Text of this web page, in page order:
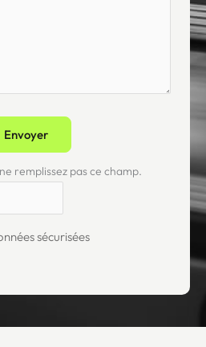
Envoyer
remplissez pas ce champ.
sécurisées